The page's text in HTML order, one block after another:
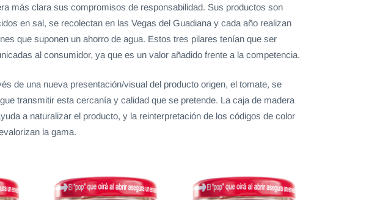
más clara sus compromisos de responsabilidad. Sus productos son
en sal, se recolectan en las Vegas del Guadiana y cada año realizan
que suponen un ahorro de agua. Estos tres pilares tenían que ser
al consumidor, ya que es un valor añadido frente a la competencia.
de una nueva presentación/visual del producto origen, el tomate, se
transmitir esta cercanía y calidad que se pretende. La caja de madera
a naturalizar el producto, y la reinterpretación de los códigos de color
la gama.